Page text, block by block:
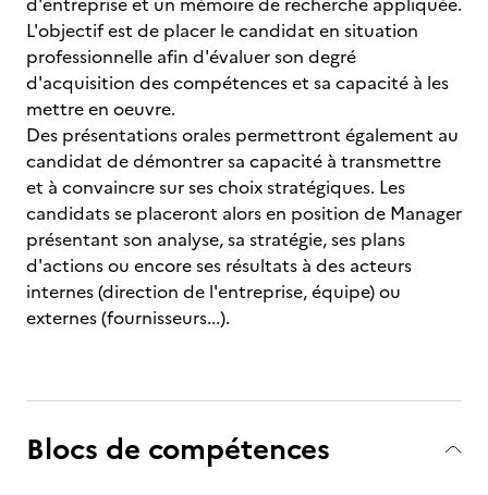
L'objectif est de placer le candidat en situation
professionnelle afin d'évaluer son degré
d'acquisition des compétences et sa capacité à les
mettre en oeuvre.
Des présentations orales permettront également au
candidat de démontrer sa capacité à transmettre
et à convaincre sur ses choix stratégiques. Les
candidats se placeront alors en position de Manager
présentant son analyse, sa stratégie, ses plans
d'actions ou encore ses résultats à des acteurs
internes (direction de l'entreprise, équipe) ou
externes (fournisseurs...).
Blocs de compétences